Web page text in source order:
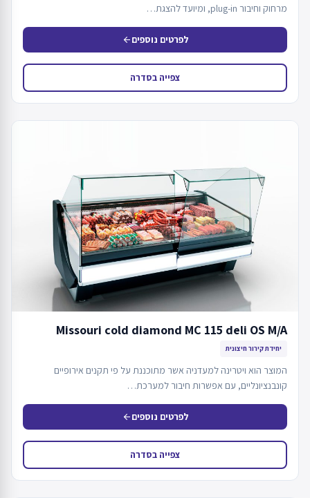
מרחוק וחיבור plug-in, ומיועד להצגת…
לפרטים נוספיםarrow_back
צפייה בסדרה
Missouri cold diamond MC 115 deli OS M/A
יחידת קירור חיצונית
המוצר הוא ויטרינה למעדניה אשר מתוכננת על פי תקנים אירופיים
קונבנציונליים, עם אפשרות חיבור למערכת…
לפרטים נוספיםarrow_back
צפייה בסדרה